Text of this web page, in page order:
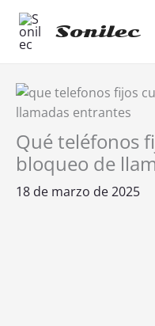
contenido
Sonilec
Qué teléfonos
bloqueo de
18 de marzo de 2025